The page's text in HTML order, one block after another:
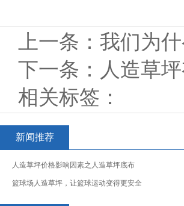
上一条： 我们为
下一条： 人造草
相关标签：
新闻推荐
人造草坪价格影响因素之人造草坪底布
篮球场人造草坪，让篮球运动变得更安全